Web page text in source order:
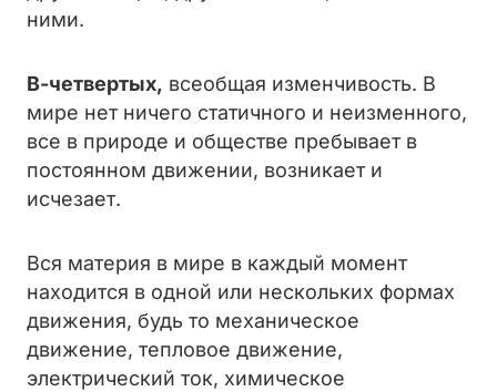
ними.
В-четвертых, всеобщая изменчивость. В
мире нет ничего статичного и неизменного,
все в природе и обществе пребывает в
постоянном движении, возникает и
исчезает.
Вся материя в мире в каждый момент
находится в одной или нескольких формах
движения, будь то механическое
движение, тепловое движение,
электрический ток, химическое